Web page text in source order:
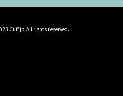
Cuff.jp All rights reserved.